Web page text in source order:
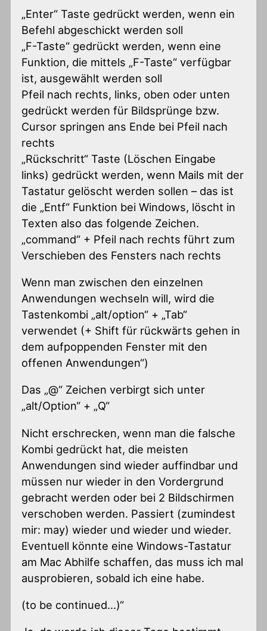
„Enter“ Taste gedrückt werden, wenn ein
Befehl abgeschickt werden soll
„F-Taste“ gedrückt werden, wenn eine
Funktion, die mittels „F-Taste“ verfügbar
ist, ausgewählt werden soll
Pfeil nach rechts, links, oben oder unten
gedrückt werden für Bildsprünge bzw.
Cursor springen ans Ende bei Pfeil nach
rechts
„Rückschritt“ Taste (Löschen Eingabe
links) gedrückt werden, wenn Mails mit der
Tastatur gelöscht werden sollen – das ist
die „Entf“ Funktion bei Windows, löscht in
Texten also das folgende Zeichen.
„command“ + Pfeil nach rechts führt zum
Verschieben des Fensters nach rechts
Wenn man zwischen den einzelnen
Anwendungen wechseln will, wird die
Tastenkombi „alt/option“ + „Tab“
verwendet (+ Shift für rückwärts gehen in
dem aufpoppenden Fenster mit den
offenen Anwendungen“)
Das „@“ Zeichen verbirgt sich unter
„alt/Option“ + „Q“
Nicht erschrecken, wenn man die falsche
Kombi gedrückt hat, die meisten
Anwendungen sind wieder auffindbar und
müssen nur wieder in den Vordergrund
gebracht werden oder bei 2 Bildschirmen
verschoben werden. Passiert (zumindest
mir: may) wieder und wieder und wieder.
Eventuell könnte eine Windows-Tastatur
am Mac Abhilfe schaffen, das muss ich mal
ausprobieren, sobald ich eine habe.
(to be continued…)“